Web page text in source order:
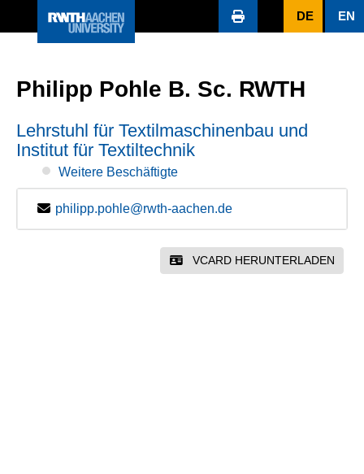
DE EN
Philipp Pohle B. Sc. RWTH
Lehrstuhl für Textilmaschinenbau und
Institut für Textiltechnik
Weitere Beschäftigte
philipp.pohle@rwth-aachen.de
VCARD HERUNTERLADEN